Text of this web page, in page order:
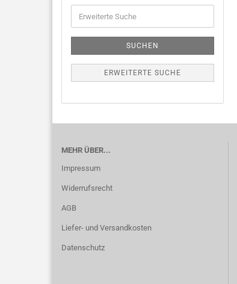
SUCHEN
ERWEITERTE SUCHE
MEHR ÜBER...
Impressum
Widerrufsrecht
AGB
Liefer- und Versandkosten
Datenschutz